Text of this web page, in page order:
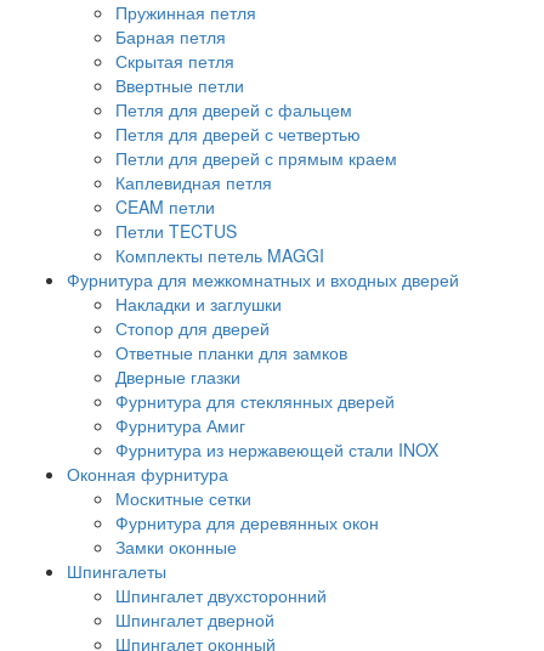
Пружинная петля
Барная петля
Скрытая петля
Ввертные петли
Петля для дверей с фальцем
Петля для дверей с четвертью
Петли для дверей с прямым краем
Каплевидная петля
CEAM петли
Петли TECTUS
Комплекты петель MAGGI
Фурнитура для межкомнатных и входных дверей
Накладки и заглушки
Стопор для дверей
Ответные планки для замков
Дверные глазки
Фурнитура для стеклянных дверей
Фурнитура Амиг
Фурнитура из нержавеющей стали INOX
Оконная фурнитура
Москитные сетки
Фурнитура для деревянных окон
Замки оконные
Шпингалеты
Шпингалет двухсторонний
Шпингалет дверной
Шпингалет оконный